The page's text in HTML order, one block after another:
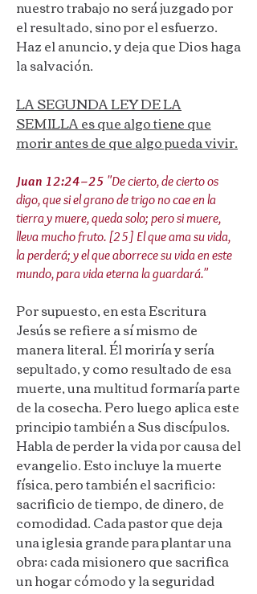
nuestro trabajo no será juzgado por
el resultado, sino por el esfuerzo.
Haz el anuncio, y deja que Dios haga
la salvación.
LA SEGUNDA LEY DE LA
SEMILLA es que algo tiene que
morir antes de que algo pueda vivir.
Juan 12:24–25 "De cierto, de cierto os
digo, que si el grano de trigo no cae en la
tierra y muere, queda solo; pero si muere,
lleva mucho fruto. [25] El que ama su vida,
la perderá; y el que aborrece su vida en este
mundo, para vida eterna la guardará."
Por supuesto, en esta Escritura
Jesús se refiere a sí mismo de
manera literal. Él moriría y sería
sepultado, y como resultado de esa
muerte, una multitud formaría parte
de la cosecha. Pero luego aplica este
principio también a Sus discípulos.
Habla de perder la vida por causa del
evangelio. Esto incluye la muerte
física, pero también el sacrificio:
sacrificio de tiempo, de dinero, de
comodidad. Cada pastor que deja
una iglesia grande para plantar una
obra; cada misionero que sacrifica
un hogar cómodo y la seguridad